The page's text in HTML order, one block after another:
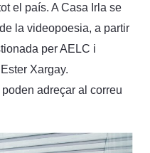
el país. A Casa Irla se
la videopoesia, a partir
per AELC i
Xargay.
adreçar al correu